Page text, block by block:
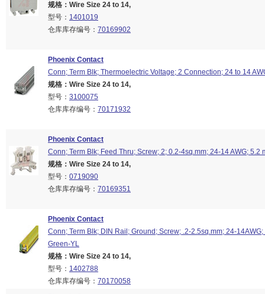
规格：Wire Size 24 to 14,
型号： 1401019
仓库库存编号： 70169902
Phoenix Contact
Conn; Term Blk; Thermoelectric Voltage; 2 Connection; 24 to 14
规格：Wire Size 24 to 14,
型号： 3100075
仓库库存编号： 70171932
Phoenix Contact
Conn; Term Blk; Feed Thru; Screw; 2; 0.2-4sq.mm; 24-14 AWG; 5.2
规格：Wire Size 24 to 14,
型号： 0719090
仓库库存编号： 70169351
Phoenix Contact
Conn; Term Blk; DIN Rail; Ground; Screw; .2-2.5sq.mm; 24-14AWG;
Green-YL
规格：Wire Size 24 to 14,
型号： 1402788
仓库库存编号： 70170058